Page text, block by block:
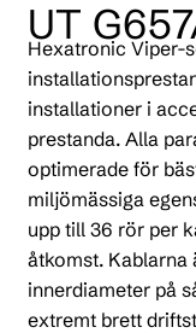
UT
Hexatronic Viper-
installationer i
prestanda. Alla
optimerade för
miljömässiga
upp till 36 rör per
åtkomst. Kablarna
innerdiameter på
extremt brett